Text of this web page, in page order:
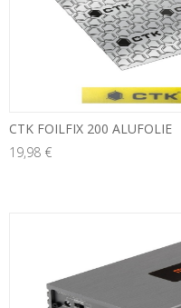
CTK FOILFIX 200 ALUFOLIE
19,98 €